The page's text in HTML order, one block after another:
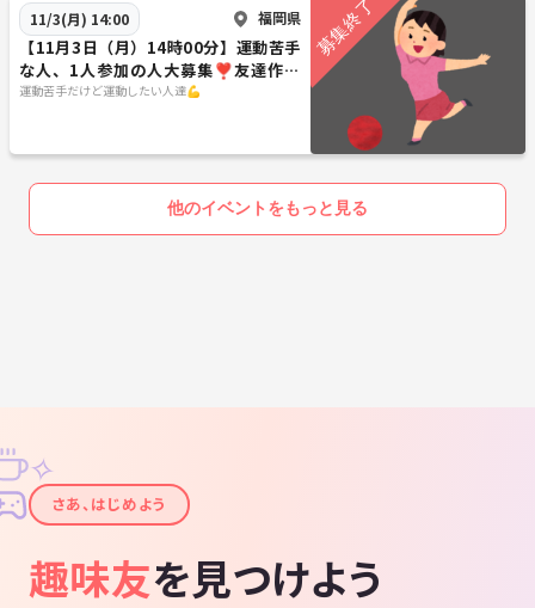
11/3(月) 14:00 福岡県
【11月3日（月）14時00分】運動苦手
な人、1人参加の人大募集❣️友達作り
ボーリング会🎳
運動苦手だけど運動したい人達💪
他のイベントをもっと見る
✦
✧
さあ、はじめよう
趣味友を見つけよう